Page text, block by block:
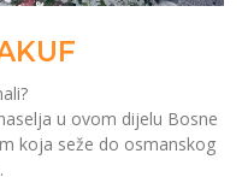
u ovom dijelu Bosne
koja seže do osmanskog